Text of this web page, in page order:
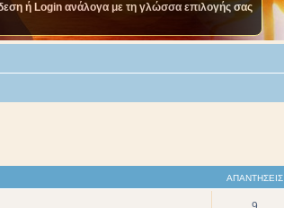
ΑΠΑΝΤΉΣΕΙΣ
ή Login ανάλογα με τη γλώσσα επιλογής σας